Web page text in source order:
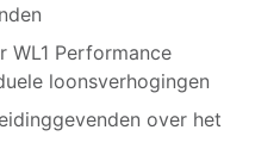
WL1 Performance
loonsverhogingen
over het